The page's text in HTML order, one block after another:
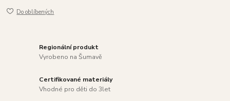
Do oblíbených
Regionální produkt
Vyrobeno na Šumavě
Certifikované materiály
Vhodné pro děti do 3let